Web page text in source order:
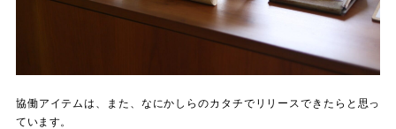
協働アイテムは、また、なにかしらのカタチでリリースできたらと思っ
ています。